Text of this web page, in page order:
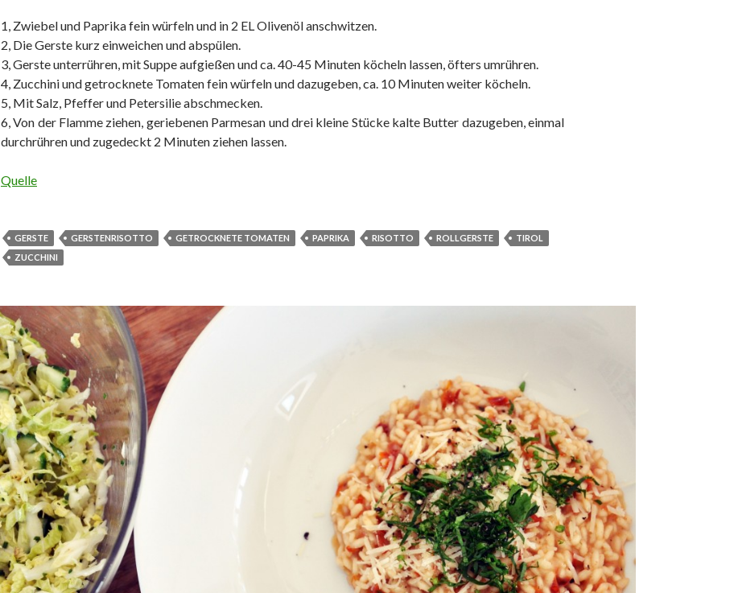
1, Zwiebel und Paprika fein würfeln und in 2 EL Olivenöl anschwitzen.
2, Die Gerste kurz einweichen und abspülen.
3, Gerste unterrühren, mit Suppe aufgießen und ca. 40-45 Minuten köcheln lassen, öfters umrühren.
4, Zucchini und getrocknete Tomaten fein würfeln und dazugeben, ca. 10 Minuten weiter köcheln.
5, Mit Salz, Pfeffer und Petersilie abschmecken.
6, Von der Flamme ziehen, geriebenen Parmesan und drei kleine Stücke kalte Butter dazugeben, einmal
durchrühren und zugedeckt 2 Minuten ziehen lassen.
Quelle
GERSTE GERSTENRISOTTO GETROCKNETE TOMATEN PAPRIKA RISOTTO ROLLGERSTE
TIROL
ZUCCHINI